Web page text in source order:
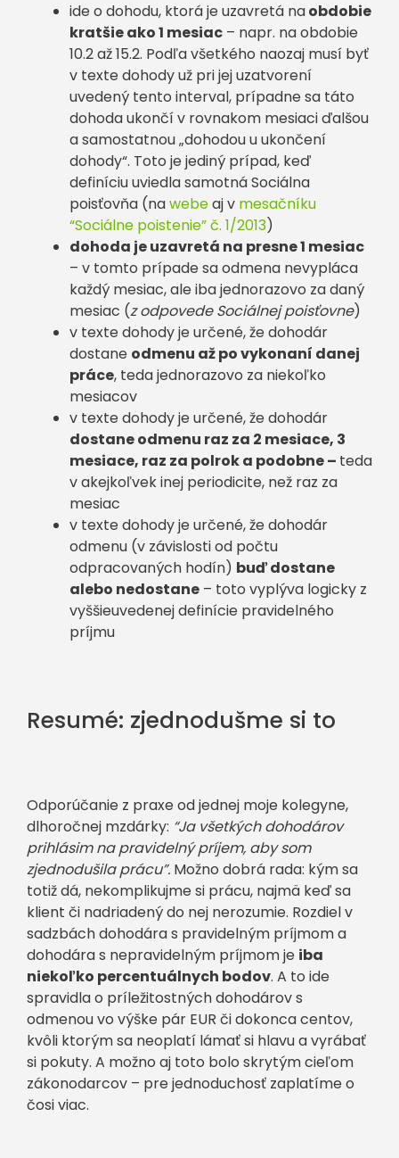
ide o dohodu, ktorá je uzavretá naobdobie
kratšie ako 1 mesiac – napr. na obdobie
10.2 až 15.2. Podľa všetkého naozaj musí byť
v texte dohody už pri jej uzatvorení
uvedený tento interval, prípadne sa táto
dohoda ukončí v rovnakom mesiaci ďalšou
a samostatnou „dohodou u ukončení
dohody“. Toto je jediný prípad, keď
definíciu uviedla samotná Sociálna
poisťovňa (nawebeaj v mesačníku
“Sociálne poistenie” č. 1/2013)
dohoda je uzavretá na presne 1 mesiac
– v tomto prípade sa odmena nevypláca
každý mesiac, ale iba jednorazovo za daný
mesiac (z odpovede Sociálnej poisťovne)
v texte dohody je určené, že dohodár
dostane odmenu až po vykonaní danej
práce, teda jednorazovo za niekoľko
mesiacov
v texte dohody je určené, že dohodár
dostane odmenu raz za 2 mesiace, 3
mesiace, raz za polrok a podobne – teda
v akejkoľvek inej periodicite, než raz za
mesiac
v texte dohody je určené, že dohodár
odmenu (v závislosti od počtu
odpracovaných hodín) buď dostane
alebo nedostane – toto vyplýva logicky z
vyššieuvedenej definície pravidelného
príjmu
Resumé: zjednodušme si to
Odporúčanie z praxe od jednej moje kolegyne,
dlhoročnej mzdárky: “Ja všetkých dohodárov
prihlásim na pravidelný príjem, aby som
zjednodušila prácu”. Možno dobrá rada: kým sa
totiž dá, nekomplikujme si prácu, najmä keď sa
klient či nadriadený do nej nerozumie. Rozdiel v
sadzbách dohodára s pravidelným príjmom a
dohodára s nepravidelným príjmom je iba
niekoľko percentuálnych bodov. A to ide
spravidla o príležitostných dohodárov s
odmenou vo výške pár EUR či dokonca centov,
kvôli ktorým sa neoplatí lámať si hlavu a vyrábať
si pokuty. A možno aj toto bolo skrytým cieľom
zákonodarcov – pre jednoduchosť zaplatíme o
čosi viac.